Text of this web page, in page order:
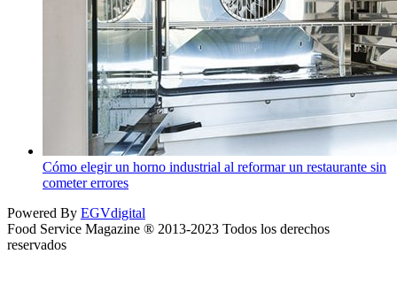
Cómo elegir un horno industrial al reformar un restaurante sin
cometer errores
Powered By EGVdigital
Food Service Magazine ® 2013-2023 Todos los derechos
reservados